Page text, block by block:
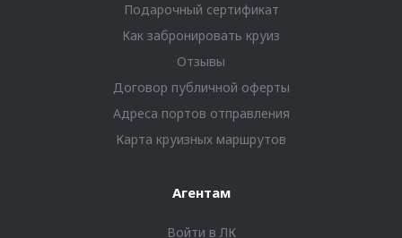
Подарочный сертификат
Как забронировать круиз
Отзывы
Договор публичной оферты
Адреса портов отправления
Карта круизных маршрутов
Агентам
Войти в ЛК